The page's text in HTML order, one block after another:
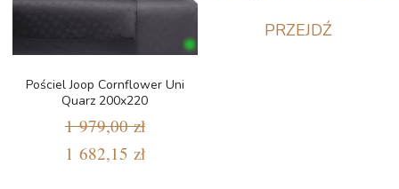
Pościel Joop Cornflower Uni
Quarz 200x220
1 979,00 zł
1 682,15 zł
PRZEJDŹ